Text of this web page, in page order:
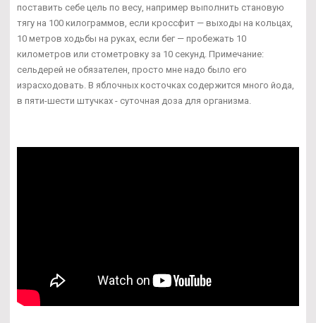
поставить себе цель по весу, например выполнить становую
тягу на 100 килограммов, если кроссфит — выходы на кольцах,
10 метров ходьбы на руках, если бег — пробежать 10
километров или стометровку за 10 секунд. Примечание:
сельдерей не обязателен, просто мне надо было его
израсходовать. В яблочных косточках содержится много йода,
в пяти-шести штучках - суточная доза для организма.